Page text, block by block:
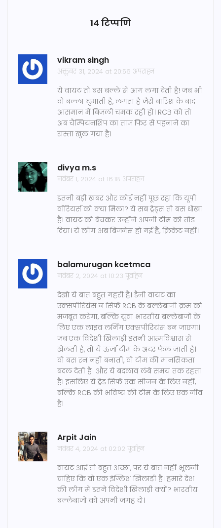
14 टिप्पणि
vikram singh
अक्तूबर 31, 2024 at 20:56 अपराह्न
ये वायट तो बस बल्ले से आग लगा देती है! जब भी
वो बल्ला घुमाती है, लगता है जैसे बारिश के बाद
आसमान में बिजली चमक रही हो। RCB को तो
अब चैम्पियनशिप का ताज फिर से पहनाने का
रास्ता खुल गया है।
divya m.s
नवंबर 1, 2024 at 16:18 अपराह्न
इतनी बड़ी खबर और कोई नहीं पूछ रहा कि यूपी
वॉरियर्स को क्या मिला? ये सब ट्रेड्स तो बस धोखा
है। वायट को बेचकर उन्होंने अपनी टीम को तोड़
दिया। ये लीग अब बिजनेस हो गई है, क्रिकेट नहीं।
balamurugan kcetmca
नवंबर 2, 2024 at 10:23 पूर्वाह्न
देखो ये बात बहुत गहरी है। डैनी वायट का
एक्सपीरियंस न सिर्फ RCB के बल्लेबाजी क्रम को
मजबूत करेगा, बल्कि युवा भारतीय बल्लेबाजों के
लिए एक लाइव लर्निंग एक्सपीरियंस बन जाएगा।
जब एक विदेशी खिलाड़ी इतनी आत्मविश्वास से
खेलती है, तो ये ऊर्जा टीम के अंदर फैल जाती है।
वो बस रन नहीं बनाती, वो टीम की मानसिकता
बदल देती है। और ये बदलाव लंबे समय तक रहता
है। इसलिए ये ट्रेड सिर्फ एक सीजन के लिए नहीं,
बल्कि RCB की भविष्य की टीम के लिए एक नींव
है।
Arpit Jain
नवंबर 4, 2024 at 02:02 पूर्वाह्न
वायट आई तो बहुत अच्छा, पर ये बात नहीं भूलनी
चाहिए कि वो एक इंग्लिश खिलाड़ी है। हमारे देश
की लीग में इतने विदेशी खिलाड़ी क्यों? भारतीय
बल्लेबाजों को अपनी जगह दो।